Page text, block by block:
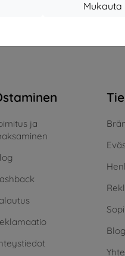
Mukauta
Varastossa > 5 kpl
ja
Blog